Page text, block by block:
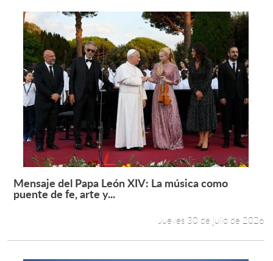
Leer más +
Mensaje del Papa León XIV: La música como
puente de fe, arte y...
Jueves 30 de julio de 2026